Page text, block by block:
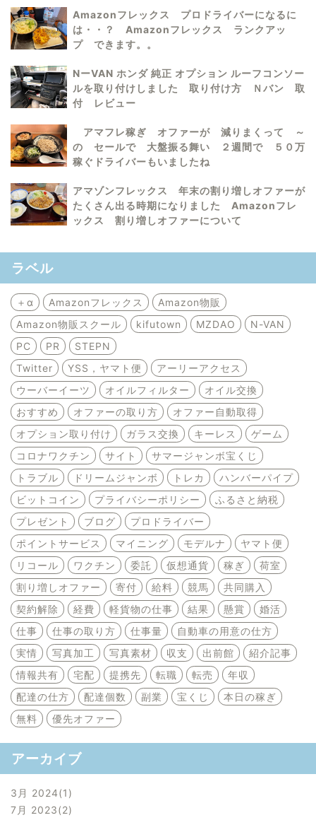
Amazonフレックス プロドライバーになるに
は・・？ Amazonフレックス ランクアッ
プ できます。。
NーVAN ホンダ 純正 オプション ルーフコンソー
ルを取り付けしました 取り付け方 Ｎバン 取
付 レビュー
アマフレ稼ぎ オファーが 減りまくって ～
の セールで 大盤振る舞い ２週間で ５０万
稼ぐドライバーもいましたね
アマゾンフレックス 年末の割り増しオファーが
たくさん出る時期になりました Amazonフレ
ックス 割り増しオファーについて
ラベル
＋α Amazonフレックス
Amazon物販
Amazon物販スクール
kifutown MZDAO
N-VAN
PC
PR
STEPN
Twitter
YSS，ヤマト便
アーリーアクセス
ウーバーイーツ
オイルフィルター
オイル交換
おすすめ
オファーの取り方
オファー自動取得
オプション取り付け
ガラス交換 キーレス
ゲーム
コロナワクチン
サイト
サマージャンボ宝くじ
トラブル
ドリームジャンボ トレカ
ハンバーパイプ
ビットコイン
プライバシーポリシー
ふるさと納税
プレゼント
ブログ
プロドライバー
ポイントサービス
マイニング モデルナ
ヤマト便
リコール
ワクチン 委託 仮想通貨 稼ぎ
荷室
割り増しオファー
寄付 給料 競馬
共同購入
契約解除
経費 軽貨物の仕事 結果 懸賞
婚活
仕事
仕事の取り方 仕事量
自動車の用意の仕方
実情
写真加工 写真素材 収支 出前館
紹介記事
情報共有
宅配 提携先 転職 転売
年収
配達の仕方
配達個数 副業 宝くじ
本日の稼ぎ
無料
優先オファー
アーカイブ
3月 2024 1
7月 2023 2